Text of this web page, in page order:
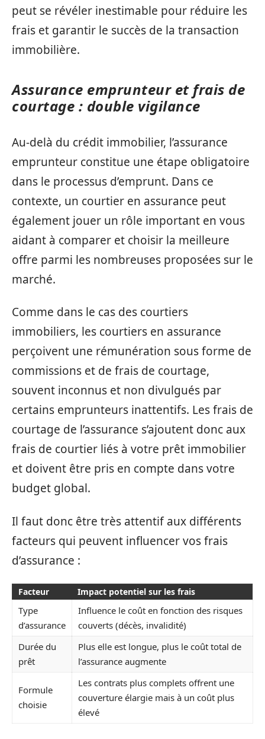
peut se révéler inestimable pour réduire les
frais et garantir le succès de la transaction
immobilière.
Assurance emprunteur et frais de
courtage : double vigilance
Au-delà du crédit immobilier, l’assurance
emprunteur constitue une étape obligatoire
dans le processus d’emprunt. Dans ce
contexte, un courtier en assurance peut
également jouer un rôle important en vous
aidant à comparer et choisir la meilleure
offre parmi les nombreuses proposées sur le
marché.
Comme dans le cas des courtiers
immobiliers, les courtiers en assurance
perçoivent une rémunération sous forme de
commissions et de frais de courtage,
souvent inconnus et non divulgués par
certains emprunteurs inattentifs. Les frais de
courtage de l’assurance s’ajoutent donc aux
frais de courtier liés à votre prêt immobilier
et doivent être pris en compte dans votre
budget global.
Il faut donc être très attentif aux différents
facteurs qui peuvent influencer vos frais
d’assurance :
Facteur Impact potentiel sur les frais
Type
d’assurance
Influence le coût en fonction des risques
couverts (décès, invalidité)
Durée du
prêt
Plus elle est longue, plus le coût total de
l’assurance augmente
Formule
choisie
Les contrats plus complets offrent une
couverture élargie mais à un coût plus
élevé